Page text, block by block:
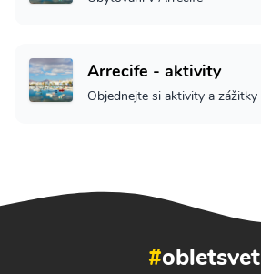
Arrecife - aktivity
Objednejte si aktivity a zážitky
#obletsvet